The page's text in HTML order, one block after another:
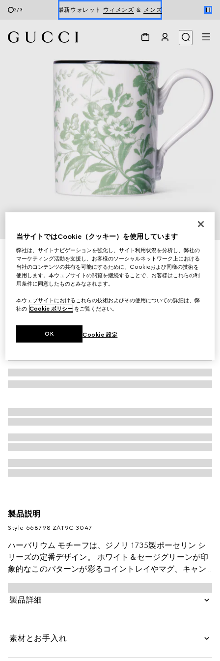
2/3 最新ウォレット ウィメンズ ＆ メンズ
/4
ハーバリウム プリント マグ
￥45,100
（税込）
バリエーション ホワイト＆グリーン ポーセリン
製品説明
Style ‎668798 ZAT9C 3047
ハーバリウム モチーフは、ジノリ 1735製ポーセリン シ
リーズの定番デザイン。 ホワイト＆セージグリーンが印
象的なこのパターンが彩るコイントレイやマグ、キャン
ドルホルダーは、インテリアに個性的なムードを添えま
す。
製品詳細
素材とお手入れ
当サイトではCookie（クッキー）を使用しています
弊社は、サイトナビゲーションを強化し、サイト利用状況を分析し、弊社の
マーケティング活動を支援し、お客様のソーシャルネットワーク上における
当社のコンテンツの共有を可能にするために、Cookieおよび同様の技術を
使用します。本ウェブサイトの閲覧を継続することで、お客様はこれらの利
用条件に同意したものとみなされます。
本ウェブサイトにおけるこれらの技術およびその使用についての詳細は、弊
社の Cookie ポリシー をご覧ください。
Cookie 設定
OK